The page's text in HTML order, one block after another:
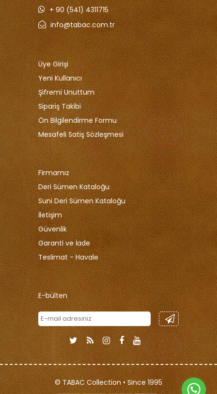
+ 90 (541) 4311715
info@tabac.com.tr
Üye Girişi
Yeni Kullanıcı
Şifremi Unuttum
Sipariş Takibi
Ön Bilgilendirme Formu
Mesafeli Satiş Sözleşmesi
Firmamız
Deri Sümen Kataloğu
Suni Deri Sümen Kataloğu
İletişim
Güvenlik
Garanti ve İade
Teslimat - Havale
E-bülten
© TABAC Collection • Since 1995